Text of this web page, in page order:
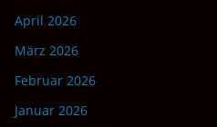
April 2026
März 2026
Februar 2026
Januar 2026